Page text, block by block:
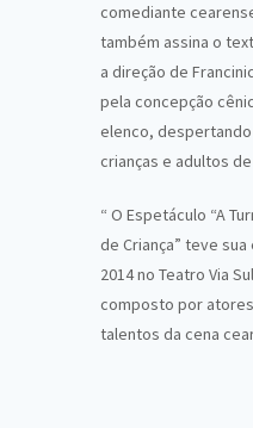
comediante
também assina o
a direção de
pela concepção
elenco, despertando
crianças e adultos
“ O Espetáculo “A
de Criança” teve
2014 no Teatro Via
composto por
talentos da cena